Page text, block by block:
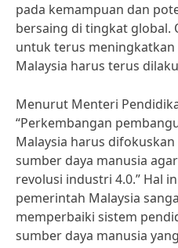
pada kemampuan dan
bersaing di tingkat global.
untuk terus
Malaysia harus terus
Menurut Menteri
“Perkembangan
Malaysia harus
sumber daya manusia
revolusi industri 4.0.” Hal
pemerintah Malaysia
memperbaiki sistem
sumber daya manusia